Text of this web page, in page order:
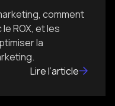
comment
ROX, et les
la
Lire l’article